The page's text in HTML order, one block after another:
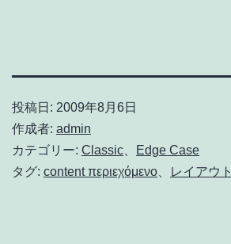
投稿日: 2009年8月6日
作成者: admin
カテゴリー: Classic
Edge Case
タグ: content περιεχόμενο レイアウト